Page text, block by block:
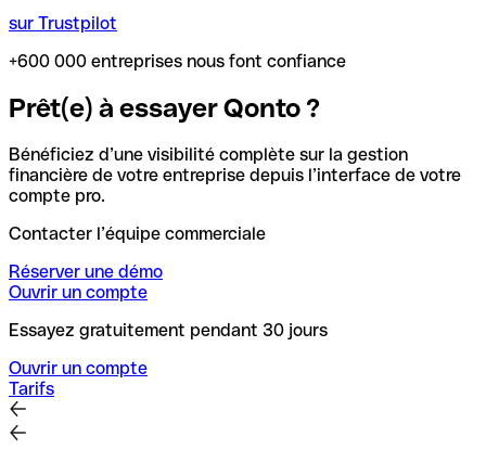
sur Trustpilot
+600 000 entreprises nous font confiance
Prêt(e) à essayer Qonto ?
Bénéficiez d’une visibilité complète sur la gestion
financière de votre entreprise depuis l’interface de votre
compte pro.
Contacter l’équipe commerciale
Réserver une démo
Ouvrir un compte
Essayez gratuitement pendant 30 jours
Ouvrir un compte
Tarifs